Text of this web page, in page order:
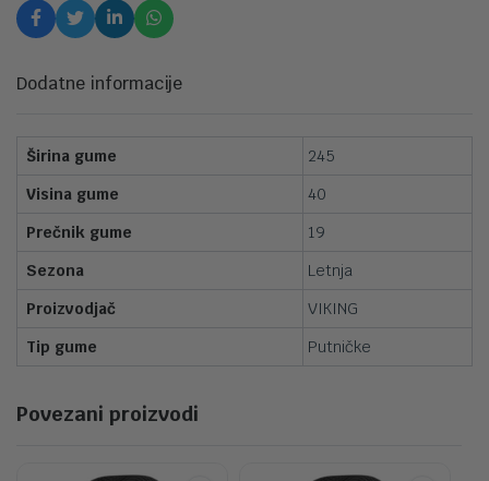
Dodatne informacije
Širina gume
245
Visina gume
40
Prečnik gume
19
Sezona
Letnja
Proizvodjač
VIKING
Tip gume
Putničke
Povezani proizvodi